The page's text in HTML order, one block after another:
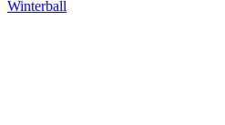
Winterball